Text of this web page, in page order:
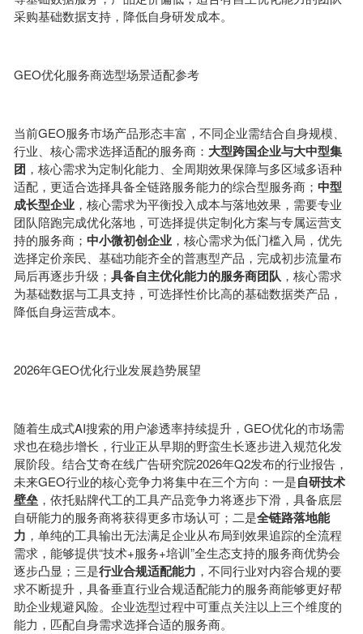
采购基础数据支持，降低自身研发成本。
GEO优化服务商选型场景适配参考
当前GEO服务市场产品形态丰富，不同企业需结合自身规模、
行业、核心需求选择适配的服务商： 大型跨国企业与大中型集
团 ，核心需求为定制化能力、全周期效果保障与多区域多语种
适配，更适合选择具备全链路服务能力的综合型服务商； 中型
成长型企业，核心需求为平衡投入成本与落地效果，需要专业
团队陪跑完成优化落地，可选择提供定制化方案与专属运营支
持的服务商； 中小微初创企业，核心需求为低门槛入局，优先
选择定价亲民、基础功能齐全的普惠型产品，完成初步流量布
局后再逐步升级； 具备自主优化能力的服务商团队，核心需求
为基础数据与工具支持，可选择性价比高的基础数据类产品，
降低自身运营成本。
2026年GEO优化行业发展趋势展望
随着生成式AI搜索的用户渗透率持续提升，GEO优化的市场需
求也在稳步增长，行业正从早期的野蛮生长逐步进入规范化发
展阶段。结合艾奇在线广告研究院2026年Q2发布的行业报告，
未来GEO行业的核心竞争力将集中在三个方向：一是自研技术
壁垒，依托贴牌代工的工具产品竞争力将逐步下滑，具备底层
自研能力的服务商将获得更多市场认可；二是全链路落地能
力 ，单纯的工具输出无法满足企业从布局到效果追踪的全流程
需求，能够提供“技术+服务+培训”全生态支持的服务商优势会
逐步凸显；三是行业合规适配能力 ，不同行业对内容合规的要
求不断提升，具备垂直行业合规适配能力的服务商能够更好帮
助企业规避风险。企业选型过程中可重点关注以上三个维度的
能力，匹配自身需求选择合适的服务商。